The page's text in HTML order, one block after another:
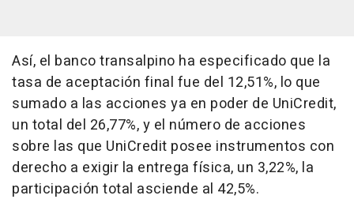
Así, el banco transalpino ha especificado que la
tasa de aceptación final fue del 12,51%, lo que
sumado a las acciones ya en poder de UniCredit,
un total del 26,77%, y el número de acciones
sobre las que UniCredit posee instrumentos con
derecho a exigir la entrega física, un 3,22%, la
participación total asciende al 42,5%.